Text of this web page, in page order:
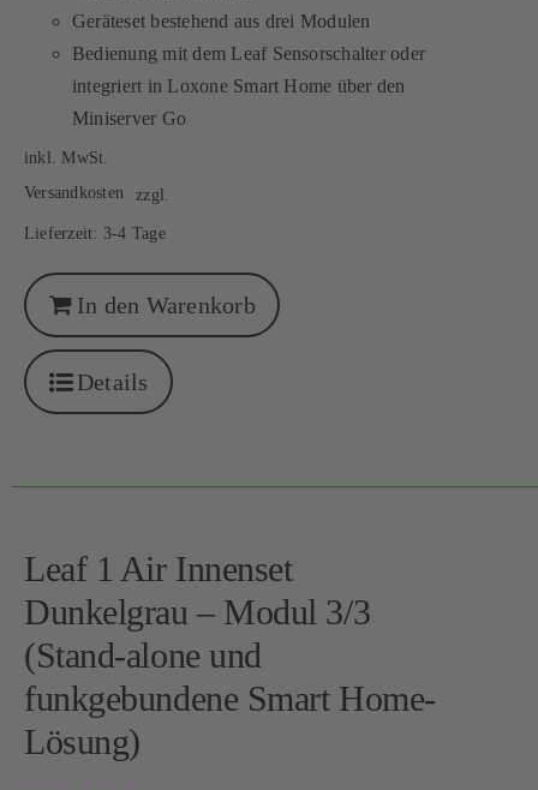
Geräteset bestehend aus drei Modulen
Bedienung mit dem Leaf Sensorschalter oder
integriert in Loxone Smart Home über den
Miniserver Go
inkl. MwSt.
zzgl.
Versandkosten
Lieferzeit: 3-4 Tage
In den Warenkorb
Details
Leaf 1 Air Innenset
Dunkelgrau – Modul 3/3
(Stand-alone und
funkgebundene Smart Home-
Lösung)